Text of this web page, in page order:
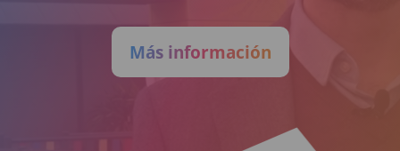
Más información